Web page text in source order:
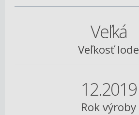
Veľká
Veľkosť lode
12.2019
Rok výroby